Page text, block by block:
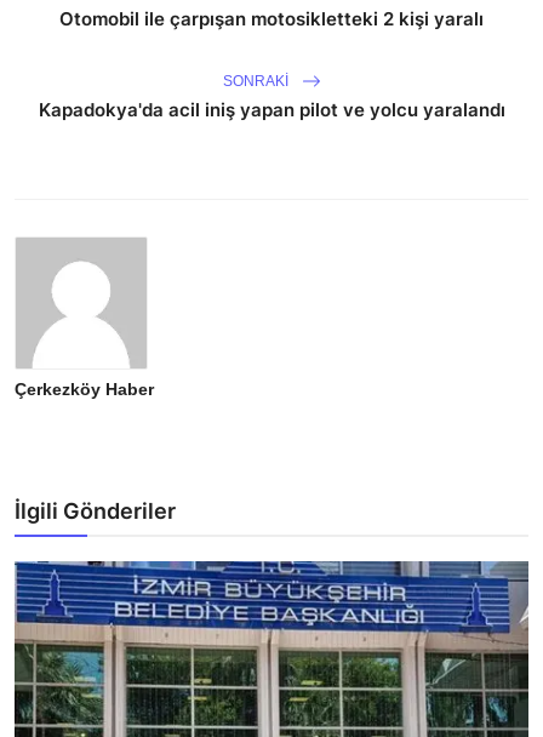
Otomobil ile çarpışan motosikletteki 2 kişi yaralı
SONRAKI
Kapadokya'da acil iniş yapan pilot ve yolcu yaralandı
Çerkezköy Haber
İlgili Gönderiler